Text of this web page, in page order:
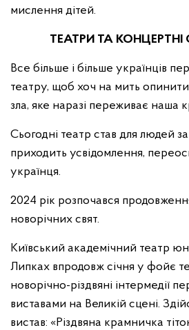
мислення дітей.
ТЕАТРИ ТА КОНЦЕРТНІ
Все більше і більше українців
театру, щоб хоч на мить
зла, яке наразі переживає наша
Сьогодні театр став для людей
приходить усвідомлення,
українця.
2024 рік розпочався
новорічних свят.
Київський академічний театр
Липках впродовж січня у фойє
новорічно-різдвяні інтермедії
виставами на Великій сцені.
вистав: «Різдвяна крамничка